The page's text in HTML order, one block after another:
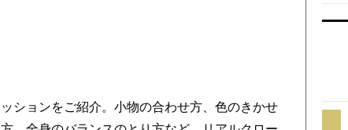
ッションをご紹介。小物の合わせ方、色のきかせ